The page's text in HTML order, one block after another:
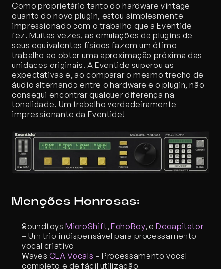
Como proprietário tanto do hardware vintage
quanto do novo plugin, estou simplesmente
impressionado com o trabalho que a Eventide
fez. Muitas vezes, as emulações de plugins de
seus equivalentes físicos fazem um ótimo
trabalho ao obter uma aproximação próxima das
unidades originais. A Eventide superou as
expectativas e, ao comparar o mesmo trecho de
áudio alternando entre o hardware e o plugin, não
consegui encontrar qualquer diferença na
tonalidade. Um trabalho verdadeiramente
impressionante da Eventide!
Menções Honrosas:
Soundtoys MicroShift, EchoBoy, e Decapitator
– Um trio indispensável para processamento
vocal criativo
Waves CLA Vocals – Processamento vocal
completo e de fácil utilização